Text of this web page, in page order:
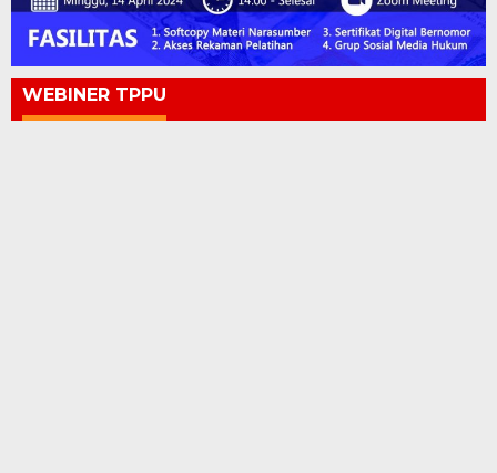
WEBINER TPPU